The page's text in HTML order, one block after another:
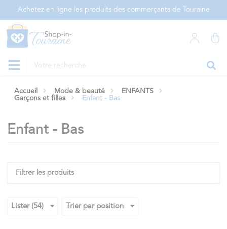
Achetez en ligne les produits des commerçants de Touraine
Accueil Mode & beauté
ENFANTS
Garçons et filles
Enfant - Bas
Enfant - Bas
Filtrer les produits
Lister (54) Trier par position
Panneau de gestion des cookies